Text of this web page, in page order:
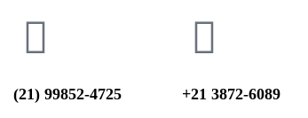
(21) 99852-4725 +21 3872-6089